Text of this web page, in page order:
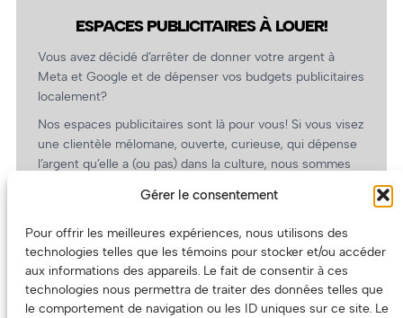
Gérer le consentement
Pour offrir les meilleures expériences, nous utilisons des
technologies telles que les témoins pour stocker et/ou accéder
aux informations des appareils. Le fait de consentir à ces
technologies nous permettra de traiter des données telles que
le comportement de navigation ou les ID uniques sur ce site. Le
ESPACES PUBLICITAIRES À LOUER!
Vous avez décidé d’arrêter de donner votre argent à
Meta et Google et de dépenser vos budgets publicitaires
localement?
Nos espaces publicitaires sont là pour vous! Si vous visez
une clientèle mélomane, ouverte, curieuse, qui dépense
l’argent qu’elle a (ou pas) dans la culture, nous sommes
revient.
(Oui, on va avoir des tarifs spéciaux pour vous, les
artistes!)